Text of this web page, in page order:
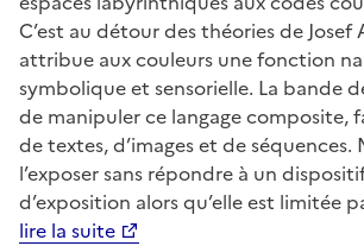
C’est au détour des théories de Josef
attribue aux couleurs une fonction
symbolique et sensorielle. La bande
de manipuler ce langage composite,
de textes, d’images et de séquences.
l’exposer sans répondre à un
d’exposition alors qu’elle est limitée
lire la suite